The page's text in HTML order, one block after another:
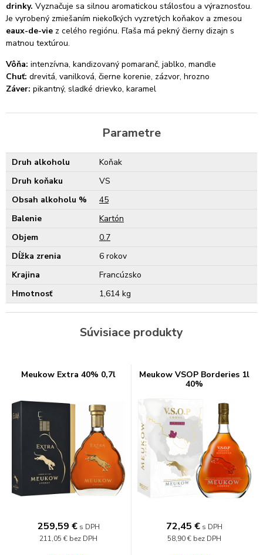
drinky. Vyznačuje sa silnou aromatickou stálosťou a výraznosťou.
Je vyrobený zmiešaním niekoľkých vyzretých koňakov a zmesou
eaux-de-vie z celého regiónu. Fľaša má pekný čierny dizajn s
matnou textúrou.
Vôňa: intenzívna, kandizovaný pomaranč, jablko, mandle
Chuť: drevitá, vanilková, čierne korenie, zázvor, hrozno
Záver: pikantný, sladké drievko, karamel
Parametre
Druh alkoholu
Koňak
Druh koňaku
VS
Obsah alkoholu %
45
Balenie
Kartón
Objem
0.7
Dĺžka zrenia
6 rokov
Krajina
Francúzsko
Hmotnosť
1,614 kg
Súvisiace produkty
Meukow Extra 40% 0,7l
259,59 € s DPH
211,05 € bez DPH
Meukow VSOP Borderies 1l
40%
72,45 € s DPH
58,90 € bez DPH